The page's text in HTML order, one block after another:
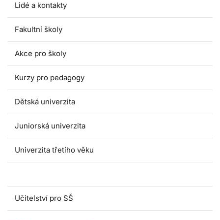
Lidé a kontakty
Fakultní školy
Akce pro školy
Kurzy pro pedagogy
Dětská univerzita
Juniorská univerzita
Univerzita třetího věku
Učitelství pro SŠ